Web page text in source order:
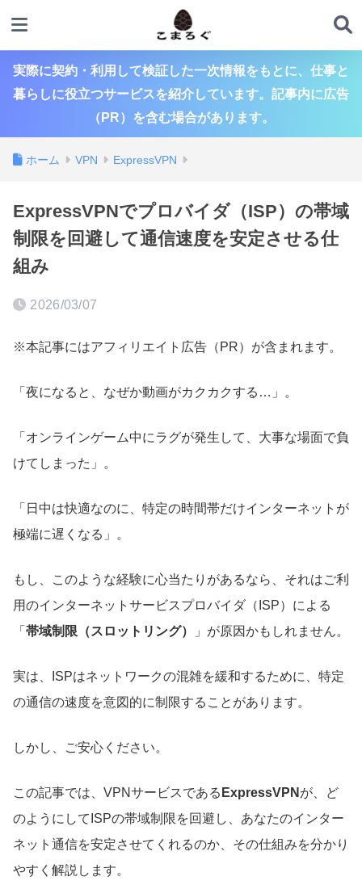
実際に契約・利用して検証した一次情報をもとに、仕事と
暮らしに役立つサービスを紹介しています。記事内に広告
（PR）を含む場合があります。
ホーム VPN ExpressVPN
ExpressVPNでプロバイダ（ISP）の帯域
制限を回避して通信速度を安定させる仕
組み
2026/03/07
※本記事にはアフィリエイト広告（PR）が含まれます。
「夜になると、なぜか動画がカクカクする…」。
「オンラインゲーム中にラグが発生して、大事な場面で負
けてしまった」。
「日中は快適なのに、特定の時間帯だけインターネットが
極端に遅くなる」。
もし、このような経験に心当たりがあるなら、それはご利
用のインターネットサービスプロバイダ（ISP）による
「 帯域制限（スロットリング） 」が原因かもしれません。
実は、ISPはネットワークの混雑を緩和するために、特定
の通信の速度を意図的に制限することがあります。
しかし、ご安心ください。
この記事では、VPNサービスである ExpressVPN が、ど
のようにしてISPの帯域制限を回避し、あなたのインター
ネット通信を安定させてくれるのか、その仕組みを分かり
やすく解説します。